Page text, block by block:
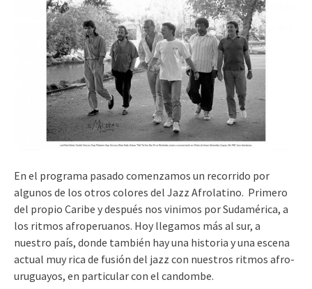
En el programa pasado comenzamos un recorrido por
algunos de los otros colores del Jazz Afrolatino. Primero
del propio Caribe y después nos vinimos por Sudamérica, a
los ritmos afroperuanos. Hoy llegamos más al sur, a
nuestro país, donde también hay una historia y una escena
actual muy rica de fusión del jazz con nuestros ritmos afro-
uruguayos, en particular con el candombe.